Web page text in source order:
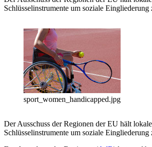
Schlüsselinstrumente um soziale
sport_women_handicapped.jpg
Der Ausschuss der Regionen der EU hält
Schlüsselinstrumente um soziale